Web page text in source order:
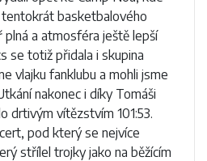
tentokrát basketbalového
a atmosféra ještě lepší
se totiž přidala i skupina
vlajku fanklubu a mohli jsme
nakonec i díky Tomáši
drtivým vítězstvím 101:53.
pod který se nejvíce
střílel trojky jako na běžícím